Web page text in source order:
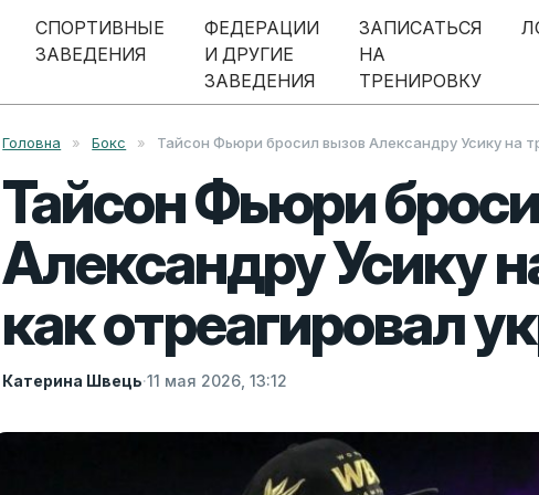
СПОРТИВНЫЕ
ЗАВЕДЕНИЯ
ФЕДЕРАЦИИ
И ДРУГИЕ
ЗАВЕДЕНИЯ
ЗАПИСАТЬСЯ
НА
ТРЕНИРОВКУ
Головна » Бокс » Тайсон Фьюри бросил вызов Александру Усику на
Тайсон Фьюри
Александру Усику
как отреагировал
Катерина Швець·11 мая 2026, 13:12